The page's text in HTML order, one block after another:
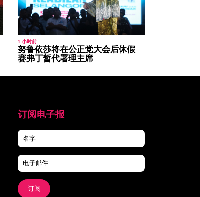
1 小时前
努鲁依莎将在公正党大会后休假
赛弗丁暂代署理主席
订阅电子报
订阅